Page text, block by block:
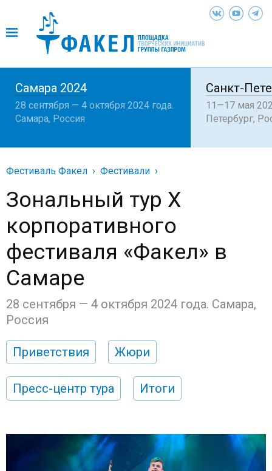
Санкт-
11—17 мая
Петербург,
Самара 2024
28 сентября — 4 октября 2024 года.
Самара, Россия
Фестиваль Факел Фестивали
Зональный тур X
корпоративного
фестиваля «Факел» в
Самаре
28 сентября — 4 октября 2024 года. Самара,
Россия
Приветствия Жюри
Пресс-центр тура Итоги